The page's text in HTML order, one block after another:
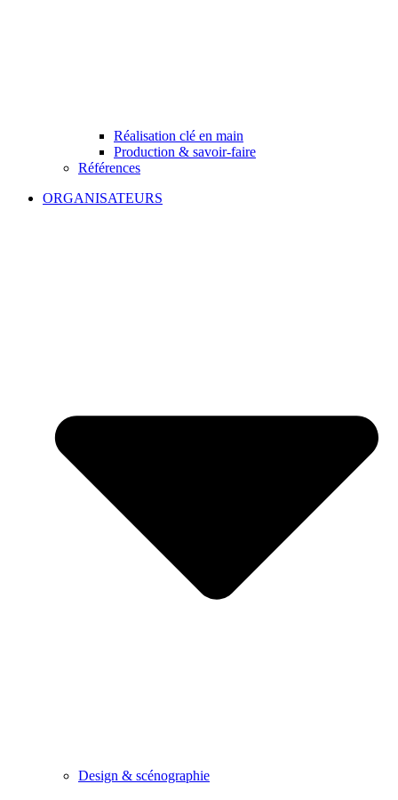
Réalisation clé en main
Production & savoir-faire
Références
ORGANISATEURS
Design & scénographie